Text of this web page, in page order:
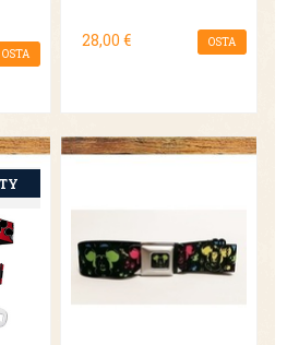
OSTA
28,00 € OSTA